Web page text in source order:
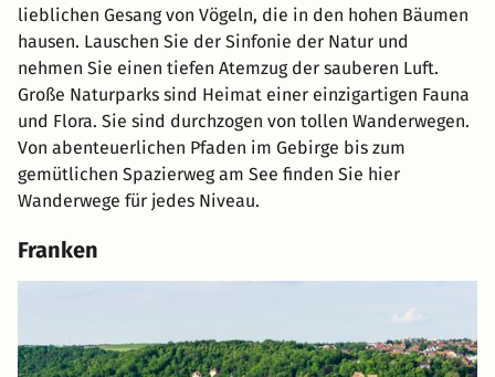
lieblichen Gesang von Vögeln, die in den hohen Bäumen
hausen. Lauschen Sie der Sinfonie der Natur und
nehmen Sie einen tiefen Atemzug der sauberen Luft.
Große Naturparks sind Heimat einer einzigartigen Fauna
und Flora. Sie sind durchzogen von tollen Wanderwegen.
Von abenteuerlichen Pfaden im Gebirge bis zum
gemütlichen Spazierweg am See finden Sie hier
Wanderwege für jedes Niveau.
Franken